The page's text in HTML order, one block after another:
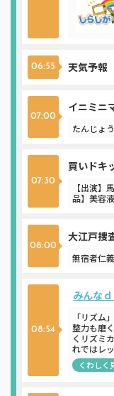
06:55 天気予報
07:00
イニミニ
たんじょ
07:30
買いドキ
【出演】
品】美容液
08:00
大江戸捜
無宿者仁義
08:54
みんな
「リズム
整力も磨
くリズミ
れではレ
くわしく